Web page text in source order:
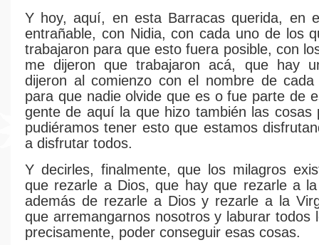
Y hoy, aquí, en esta Barracas querida, en
entrañable, con Nidia, con cada uno de los
trabajaron para que esto fuera posible, con
me dijeron que trabajaron acá, que hay
dijeron al comienzo con el nombre de
para que nadie olvide que es o fue parte de
gente de aquí la que hizo también las cosas
pudiéramos tener esto que estamos
a disfrutar todos.
Y decirles, finalmente, que los milagros
que rezarle a Dios, que hay que rezarle a
además de rezarle a Dios y rezarle a la
que arremangarnos nosotros y laburar todos
precisamente, poder conseguir esas cosas.